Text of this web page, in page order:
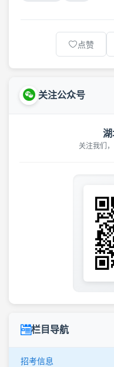
点赞
关注公众号
关注我们
栏目导航
招考信息